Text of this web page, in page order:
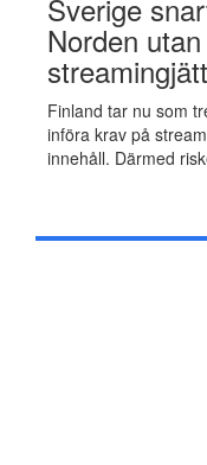
Sverige
Norden
Finland tar nu som
införa krav på
innehåll. Därmed